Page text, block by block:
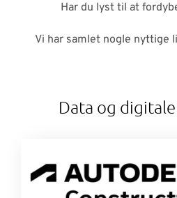
Har du lyst til at
Vi har samlet nogle nyttige
Data og